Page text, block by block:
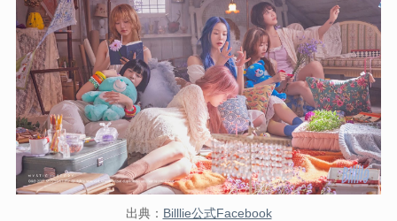
出典： Billlie公式Facebook